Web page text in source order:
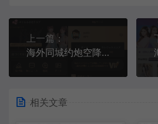
上一篇：
海外同城约炮空降任务/日本空降系统/前端vue
相关文章